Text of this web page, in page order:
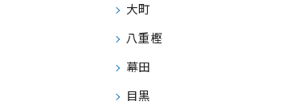
大町
八重樫
幕田
目黒